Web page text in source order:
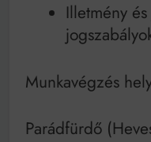
Illetmény
Munkavégzés
Parádfürdő